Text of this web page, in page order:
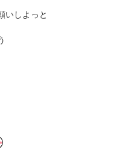
いしよっと